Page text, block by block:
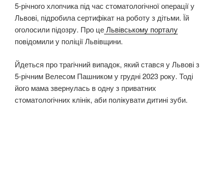
5-річного хлопчика під час стоматологічної операції у
Львові, підробила сертифікат на роботу з дітьми. Їй
оголосили підозру. Про цеЛьвівському порталу
повідомили у поліції Львівщини.
Йдеться про трагічний випадок, який стався у Львові з
5-річним Велесом Пашником у грудні 2023 року. Тоді
його мама звернулась в одну з приватних
стоматологічних клінік, аби полікувати дитині зуби.